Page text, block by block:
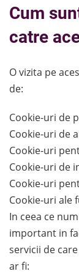
Cum
catre
O vizita pe
de:
Cookie-uri de
Cookie-uri de
Cookie-uri
Cookie-uri de
Cookie-uri
Cookie-uri ale
In ceea ce
important in
servicii de
ar fi: